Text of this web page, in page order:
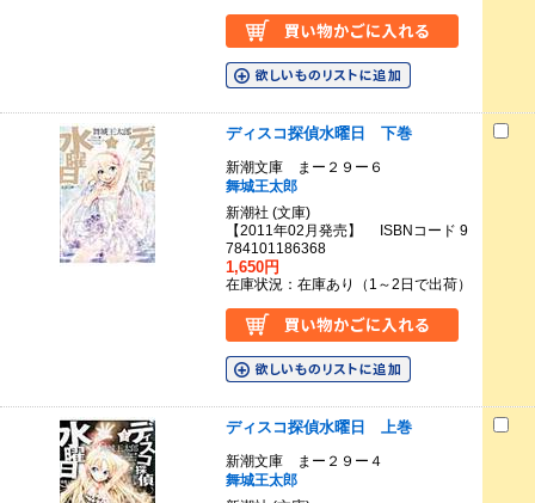
ディスコ探偵水曜日 下巻
新潮文庫 まー２９ー６
舞城王太郎
新潮社 (文庫)
【2011年02月発売】 ISBNコード 9
784101186368
1,650円
在庫状況：在庫あり（1～2日で出荷）
ディスコ探偵水曜日 上巻
新潮文庫 まー２９ー４
舞城王太郎